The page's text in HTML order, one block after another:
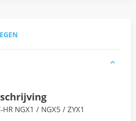
NGX1 / NGX5 / ZYX1